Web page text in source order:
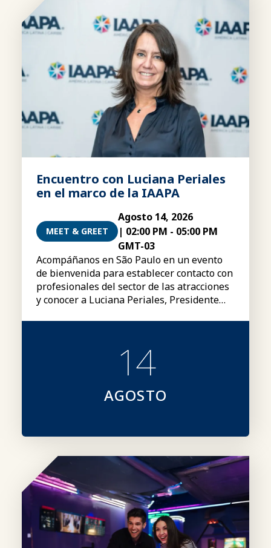
Encuentro con Luciana Periales
en el marco de la IAAPA
MEET & GREET
Agosto 14, 2026
| 02:00 PM - 05:00 PM
GMT-03
Acompáñanos en São Paulo en un evento
de bienvenida para establecer contacto con
profesionales del sector de las atracciones
y conocer a Luciana Periales, Presidente
14
AGOSTO